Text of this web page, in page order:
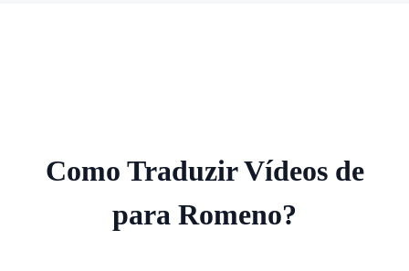
Como Traduzir Vídeos de
para Romeno?